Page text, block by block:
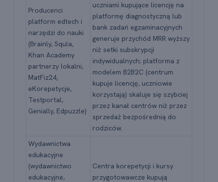
Producenci
platform edtech i
narzędzi do nauki
(Brainly, Squla,
Khan Academy
partnerzy lokalni,
MatFiz24,
eKorepetycje,
Testportal,
Genially, Edpuzzle)
uczniami kupujące licencję na
platformę diagnostyczną lub
bank zadań egzaminacyjnych
generuje przychód MRR wyższy
niż setki subskrypcji
indywidualnych; platforma z
modelem B2B2C (centrum
kupuje licencję, uczniowie
korzystają) skaluje się szybciej
przez kanał centrów niż przez
sprzedaż bezpośrednią do
rodziców.
Wydawnictwa
edukacyjne
(wydawnictwo
edukacyjne,
Centra korepetycji i kursy
przygotowawcze kupują